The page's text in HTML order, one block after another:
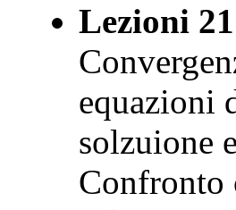
Lezioni
equazioni
solzuione
Confronto